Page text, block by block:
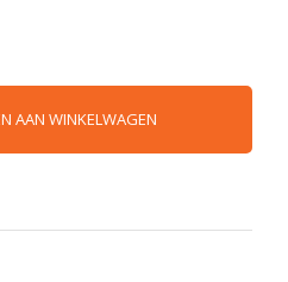
AAN WINKELWAGEN